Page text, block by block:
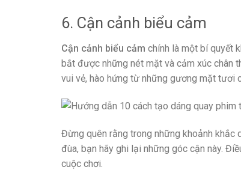
6. Cận cảnh biểu cảm
Cận cảnh biểu cảm chính là một bí quyết
bắt được những nét mặt và cảm xúc chân
vui vẻ, hào hứng từ những gương mặt tươi
Đừng quên rằng trong những khoảnh khắc
đùa, bạn hãy ghi lại những góc cận này.
cuộc chơi.